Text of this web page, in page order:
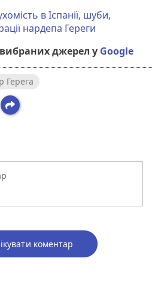
в Іспанії, шуби,
нардепа Гереги
джерел у Google
Герега
коментар